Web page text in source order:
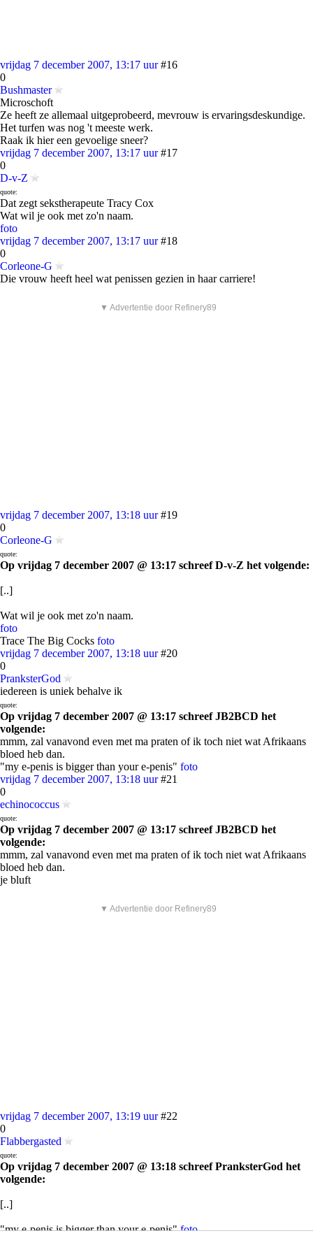
vrijdag 7 december 2007, 13:17 uur #16
0
Bushmaster
Microschoft
Ze heeft ze allemaal uitgeprobeerd, mevrouw is ervaringsdeskundige.
Het turfen was nog 't meeste werk.
Raak ik hier een gevoelige sneer?
vrijdag 7 december 2007, 13:17 uur #17
0
D-v-Z
quote:
Dat zegt sekstherapeute Tracy Cox
Wat wil je ook met zo'n naam.
foto
vrijdag 7 december 2007, 13:17 uur #18
0
Corleone-G
Die vrouw heeft heel wat penissen gezien in haar carriere!
▼ Advertentie door Refinery89
vrijdag 7 december 2007, 13:18 uur #19
0
Corleone-G
quote:
Op vrijdag 7 december 2007 @ 13:17 schreef D-v-Z het volgende:
[..]
Wat wil je ook met zo'n naam.
foto
Trace The Big Cocks foto
vrijdag 7 december 2007, 13:18 uur #20
0
PranksterGod
iedereen is uniek behalve ik
quote:
Op vrijdag 7 december 2007 @ 13:17 schreef JB2BCD het
volgende:
mmm, zal vanavond even met ma praten of ik toch niet wat Afrikaans
bloed heb dan.
"my e-penis is bigger than your e-penis" foto
vrijdag 7 december 2007, 13:18 uur #21
0
echinococcus
quote:
Op vrijdag 7 december 2007 @ 13:17 schreef JB2BCD het
volgende:
mmm, zal vanavond even met ma praten of ik toch niet wat Afrikaans
bloed heb dan.
je bluft
▼ Advertentie door Refinery89
vrijdag 7 december 2007, 13:19 uur #22
0
Flabbergasted
quote:
Op vrijdag 7 december 2007 @ 13:18 schreef PranksterGod het
volgende:
[..]
"my e-penis is bigger than your e-penis"foto